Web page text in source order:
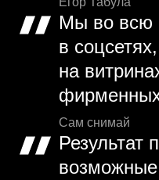
Мы во всю
в
на
Сам снимай
Результат